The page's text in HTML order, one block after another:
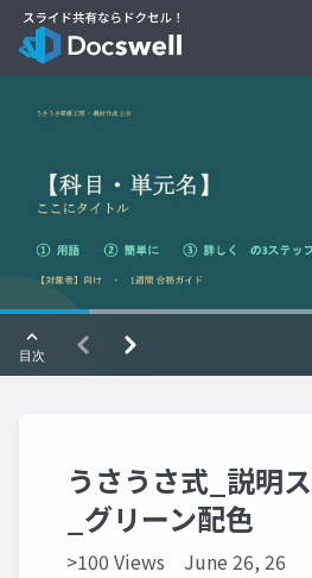
うさうさ式_説明
_グリーン配色
>100 Views June 26, 26